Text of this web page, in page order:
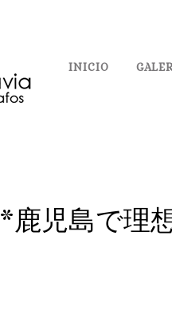
INICIO
鹿児島で理